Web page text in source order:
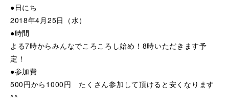
●日にち
2018年4月25日（水）
●時間
よる7時からみんなでころころし始め！8時いただきます予
定！
●参加費
500円から1000円 たくさん参加して頂けると安くなります
^^